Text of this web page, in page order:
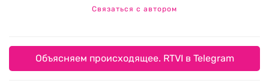
Связаться с автором
Объясняем происходящее. RTVI в Telegram